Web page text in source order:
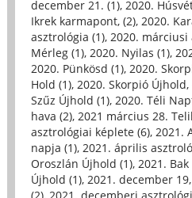
december 21. (1), 2020.
Ikrek karmapont, (2), 2020.
asztrológia (1), 2020. márciusi
Mérleg (1), 2020. Nyilas (1),
2020. Pünkösd (1), 2020.
Hold (1), 2020. Skorpió Újhold,
Szűz Újhold (1), 2020. Téli
hava (2), 2021 március 28.
asztrológiai képlete (6), 2021.
napja (1), 2021. április
Oroszlán Újhold (1), 2021.
Újhold (1), 2021. december